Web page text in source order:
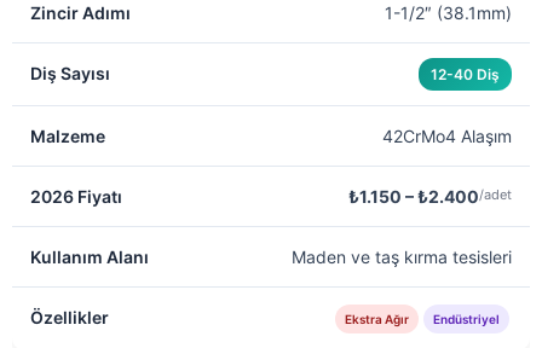
1-1/2″ (38.1mm)
12-40 Diş
42CrMo4 Alaşım
₺1.150 – ₺2.400/adet
Maden ve taş kırma tesisleri
Ekstra Ağır Endüstriyel